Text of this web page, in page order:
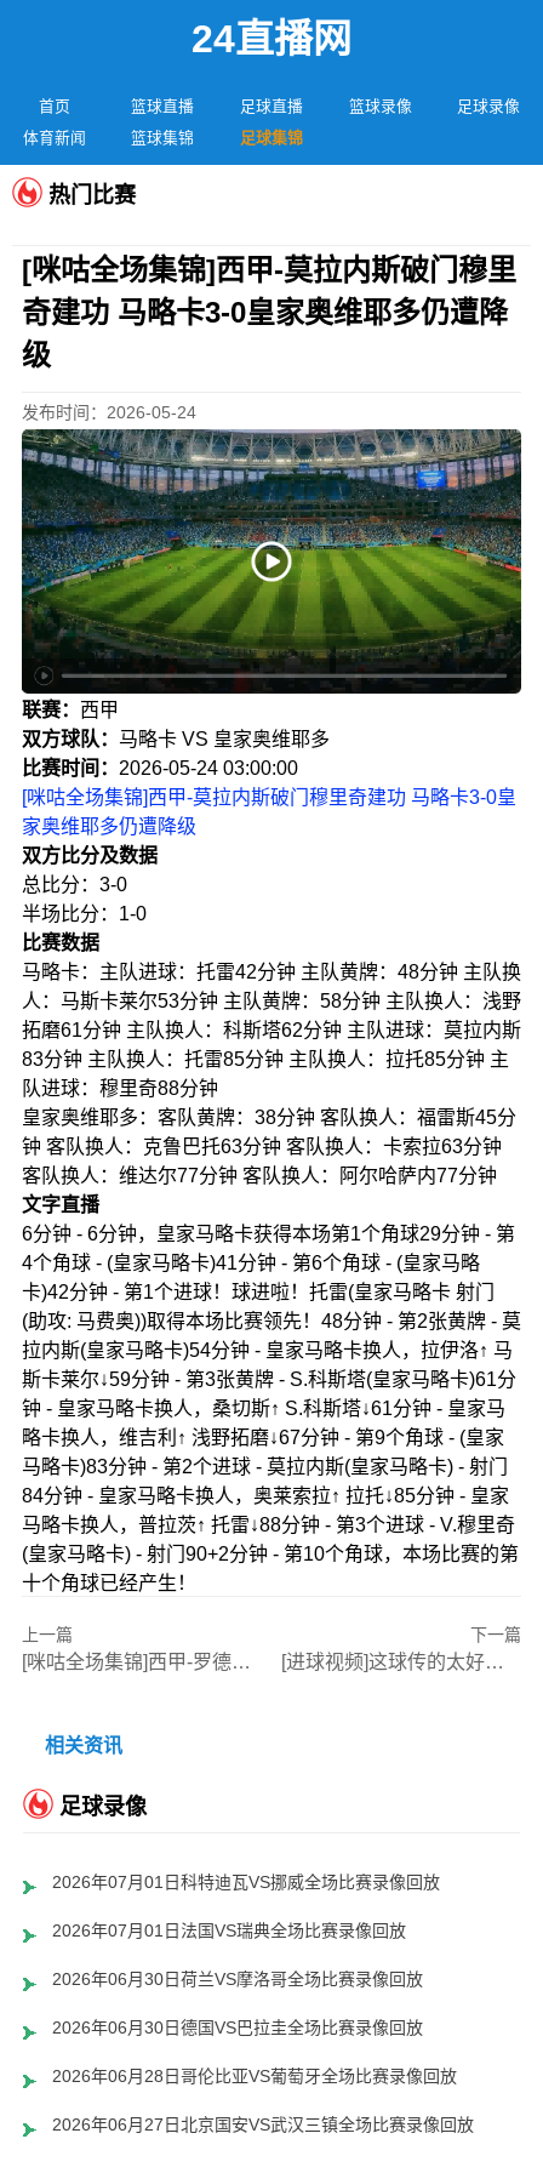
24直播网
首页 篮球直播 足球直播 篮球录像
足球录像
体育新闻
篮球集锦 足球集锦
热门比赛
[咪咕全场集锦]西甲-莫拉内斯破门穆里
奇建功 马略卡3-0皇家奥维耶多仍遭降
级
发布时间：2026-05-24
联赛： 西甲
双方球队： 马略卡 VS 皇家奥维耶多
比赛时间： 2026-05-24 03:00:00
[咪咕全场集锦]西甲-莫拉内斯破门穆里奇建功 马略卡3-0皇
家奥维耶多仍遭降级
双方比分及数据
总比分：3-0
半场比分：1-0
比赛数据
马略卡：主队进球：托雷42分钟 主队黄牌：48分钟 主队换
人：马斯卡莱尔53分钟 主队黄牌：58分钟 主队换人：浅野
拓磨61分钟 主队换人：科斯塔62分钟 主队进球：莫拉内斯
83分钟 主队换人：托雷85分钟 主队换人：拉托85分钟 主
队进球：穆里奇88分钟
皇家奥维耶多：客队黄牌：38分钟 客队换人：福雷斯45分
钟 客队换人：克鲁巴托63分钟 客队换人：卡索拉63分钟
客队换人：维达尔77分钟 客队换人：阿尔哈萨内77分钟
文字直播
6分钟 - 6分钟，皇家马略卡获得本场第1个角球29分钟 - 第
4个角球 - (皇家马略卡)41分钟 - 第6个角球 - (皇家马略
卡)42分钟 - 第1个进球！球进啦！托雷(皇家马略卡 射门
(助攻: 马费奥))取得本场比赛领先！48分钟 - 第2张黄牌 - 莫
拉内斯(皇家马略卡)54分钟 - 皇家马略卡换人，拉伊洛↑ 马
斯卡莱尔↓59分钟 - 第3张黄牌 - S.科斯塔(皇家马略卡)61分
钟 - 皇家马略卡换人，桑切斯↑ S.科斯塔↓61分钟 - 皇家马
略卡换人，维吉利↑ 浅野拓磨↓67分钟 - 第9个角球 - (皇家
马略卡)83分钟 - 第2个进球 - 莫拉内斯(皇家马略卡) - 射门
84分钟 - 皇家马略卡换人，奥莱索拉↑ 拉托↓85分钟 - 皇家
马略卡换人，普拉茨↑ 托雷↓88分钟 - 第3个进球 - V.穆里奇
(皇家马略卡) - 射门90+2分钟 - 第10个角球，本场比赛的第
十个角球已经产生！
上一篇
[咪咕全场集锦]西甲-罗德里破门马丁内斯扳平 赫罗纳1-1埃尔切惨遭降级
下一篇
[进球视频]这球传的太好了！卡瓦哈尔告别战送助攻，贡萨洛·加西亚破门
相关资讯
足球录像
2026年07月01日科特迪瓦VS挪威全场比赛录像回放
2026年07月01日法国VS瑞典全场比赛录像回放
2026年06月30日荷兰VS摩洛哥全场比赛录像回放
2026年06月30日德国VS巴拉圭全场比赛录像回放
2026年06月28日哥伦比亚VS葡萄牙全场比赛录像回放
2026年06月27日北京国安VS武汉三镇全场比赛录像回放